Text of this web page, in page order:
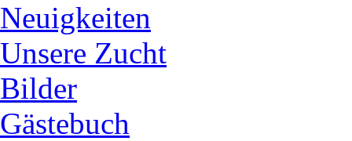
Neuigkeiten
Unsere Zucht
Bilder
Gästebuch